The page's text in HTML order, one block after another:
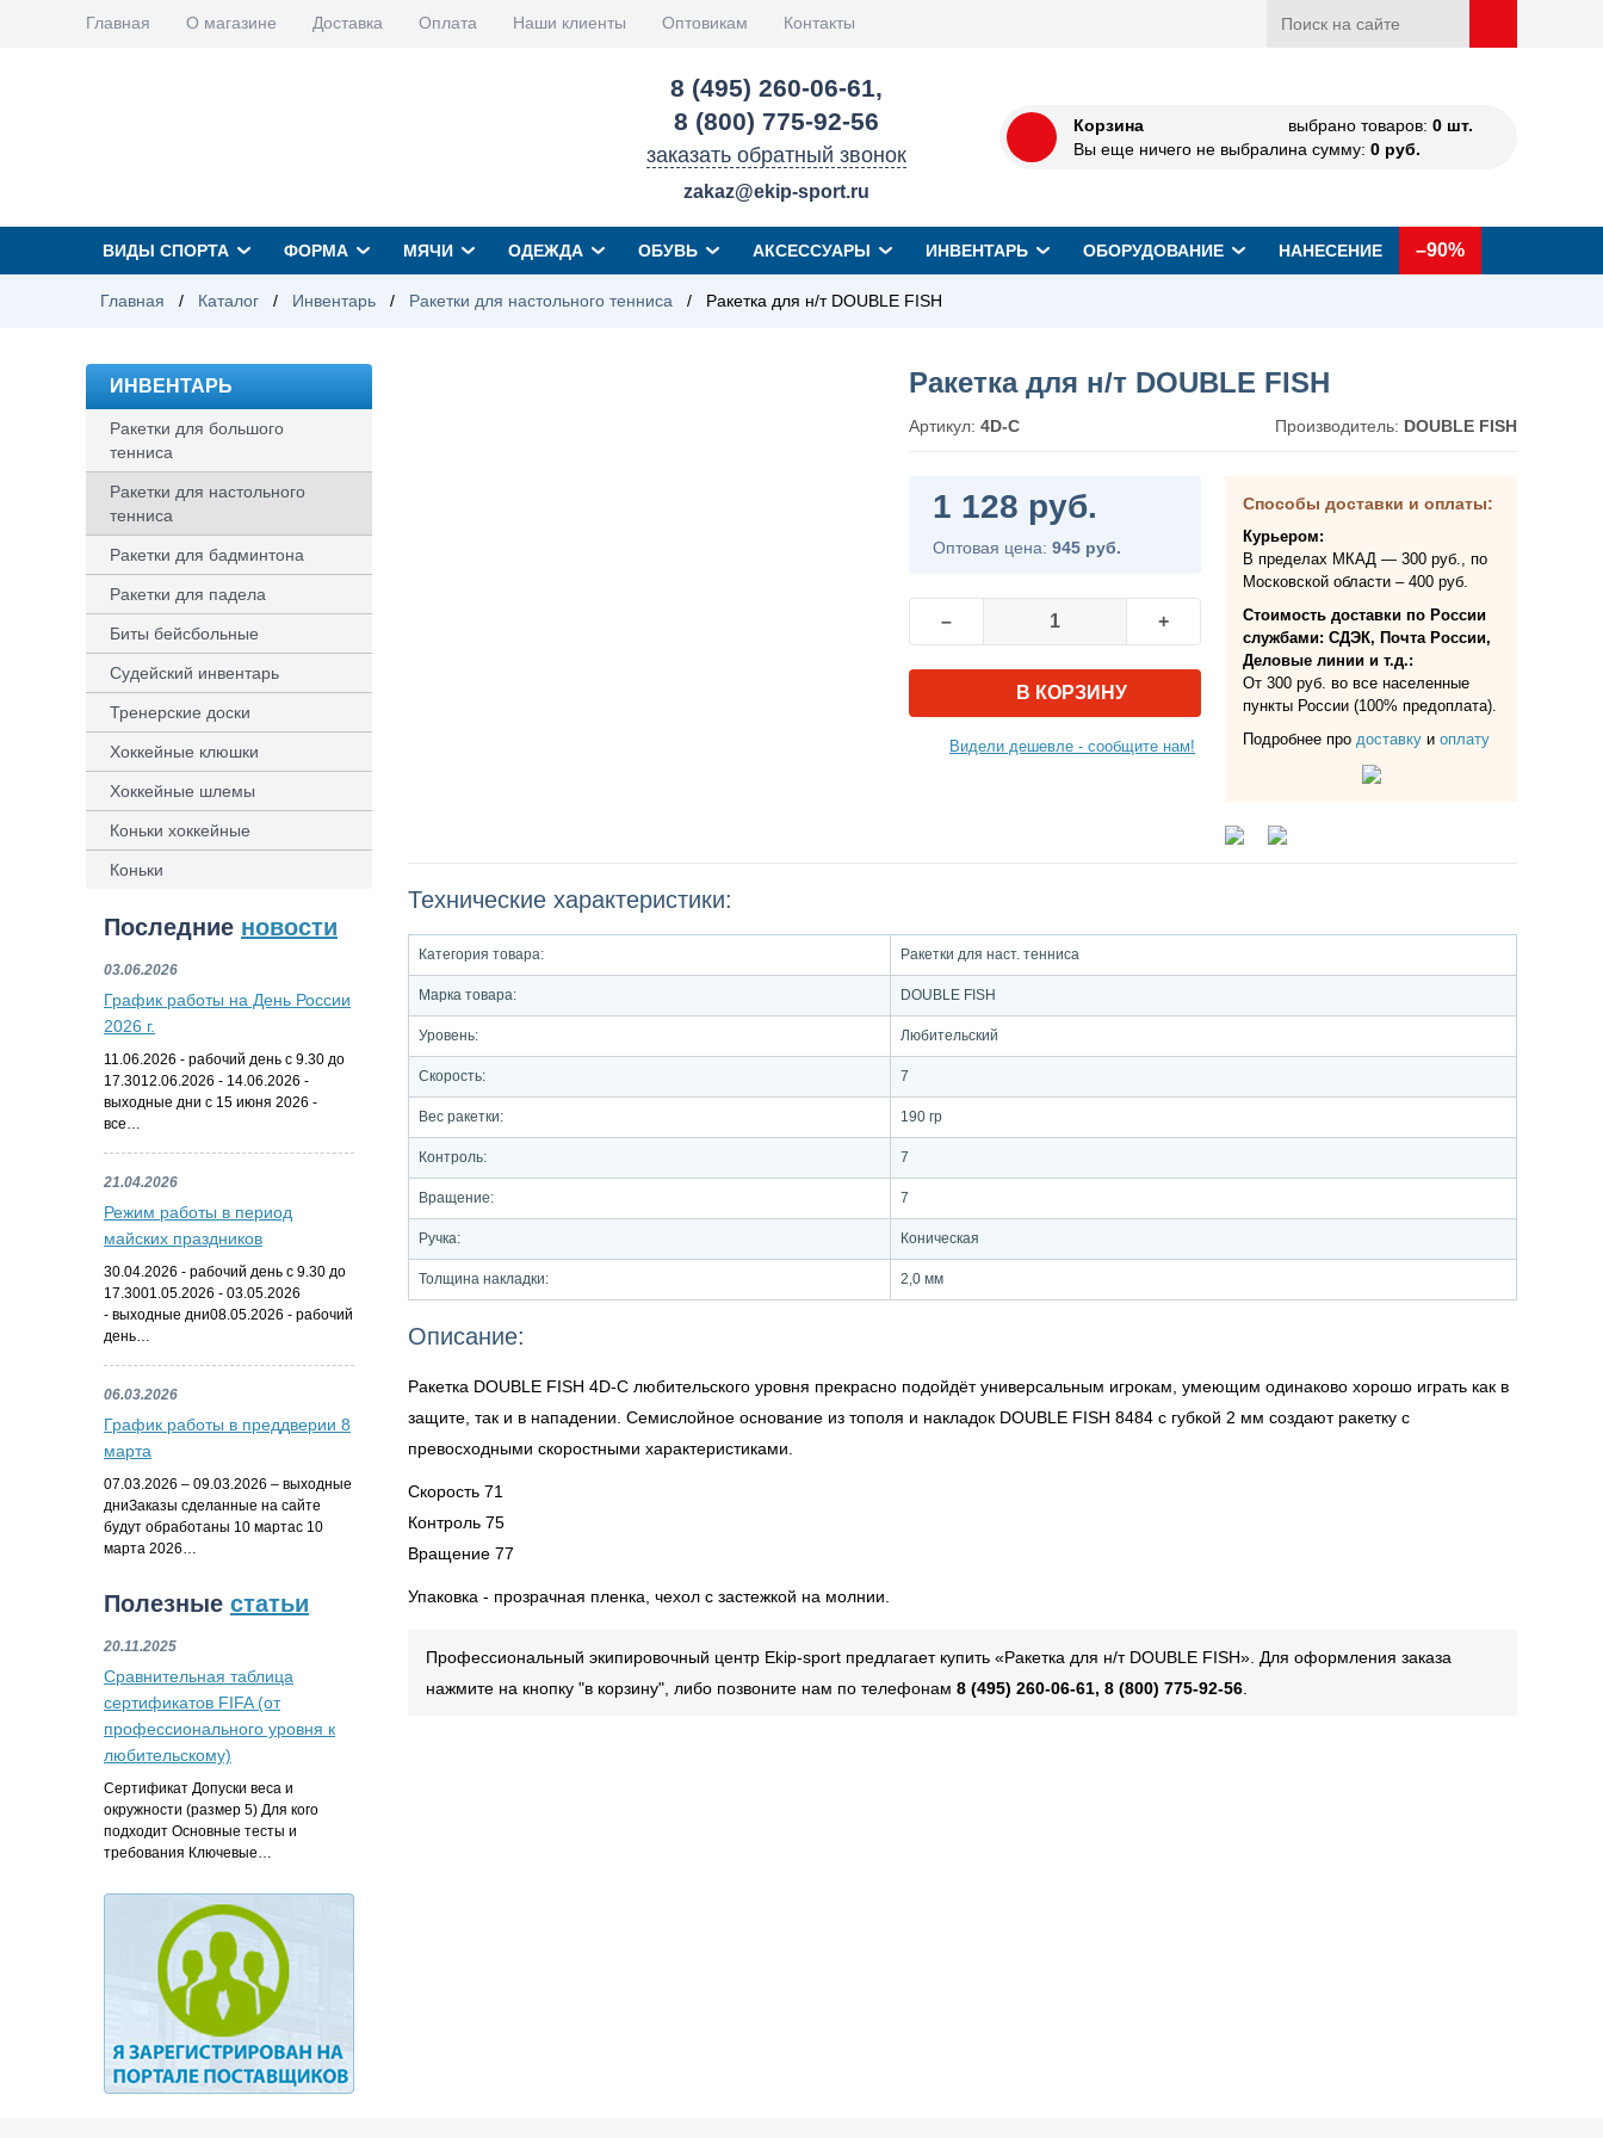
Главная О магазине Доставка Оплата Наши клиенты Оптовикам Контакты
8 (495) 260-06-61,
8 (800) 775-92-56
заказать обратный звонок
zakaz@ekip-sport.ru
Корзина
Вы еще ничего не выбрали
выбрано товаров: 0 шт.
на сумму: 0 руб.
ВИДЫ СПОРТА ФОРМА МЯЧИ ОДЕЖДА ОБУВЬ АКСЕССУАРЫ ИНВЕНТАРЬ ОБОРУДОВАНИЕ НАНЕСЕНИЕ –90%
Главная / Каталог / Инвентарь / Ракетки для настольного тенниса / Ракетка для н/т DOUBLE FISH
ИНВЕНТАРЬ
Ракетки для большого
тенниса
Ракетки для настольного
тенниса
Ракетки для бадминтона
Ракетки для падела
Биты бейсбольные
Судейский инвентарь
Тренерские доски
Хоккейные клюшки
Хоккейные шлемы
Коньки хоккейные
Коньки
Последние новости
03.06.2026
График работы на День России
2026 г.
11.06.2026 - рабочий день с 9.30 до
17.3012.06.2026 - 14.06.2026 -
выходные дни с 15 июня 2026 -
все…
21.04.2026
Режим работы в период
майских праздников
30.04.2026 - рабочий день с 9.30 до
17.3001.05.2026 - 03.05.2026
- выходные дни08.05.2026 - рабочий
день…
06.03.2026
График работы в преддверии 8
марта
07.03.2026 – 09.03.2026 – выходные
дниЗаказы сделанные на сайте
будут обработаны 10 мартас 10
марта 2026…
Полезные статьи
20.11.2025
Сравнительная таблица
сертификатов FIFA (от
профессионального уровня к
любительскому)
Сертификат Допуски веса и
окружности (размер 5) Для кого
подходит Основные тесты и
требования Ключевые…
Ракетка для н/т DOUBLE FISH
Артикул: 4D-C Производитель: DOUBLE FISH
1 128 руб.
Оптовая цена: 945 руб.
– +
В КОРЗИНУ
Видели дешевле - сообщите нам!
Способы доставки и оплаты:
Курьером:
В пределах МКАД — 300 руб., по
Московской области – 400 руб.
Стоимость доставки по России
службами: СДЭК, Почта России,
Деловые линии и т.д.:
От 300 руб. во все населенные
пункты России (100% предоплата).
Подробнее про доставку и оплату
Технические характеристики:
Категория товара: Ракетки для наст. тенниса
Марка товара: DOUBLE FISH
Уровень: Любительский
Скорость: 7
Вес ракетки: 190 гр
Контроль: 7
Вращение: 7
Ручка: Коническая
Толщина накладки: 2,0 мм
Описание:
Ракетка DOUBLE FISH 4D-C любительского уровня прекрасно подойдёт универсальным игрокам, умеющим одинаково хорошо играть как в
защите, так и в нападении. Семислойное основание из тополя и накладок DOUBLE FISH 8484 с губкой 2 мм создают ракетку с
превосходными скоростными характеристиками.
Скорость 71
Контроль 75
Вращение 77
Упаковка - прозрачная пленка, чехол с застежкой на молнии.
Профессиональный экипировочный центр Ekip-sport предлагает купить «Ракетка для н/т DOUBLE FISH». Для оформления заказа
нажмите на кнопку "в корзину", либо позвоните нам по телефонам 8 (495) 260-06-61, 8 (800) 775-92-56